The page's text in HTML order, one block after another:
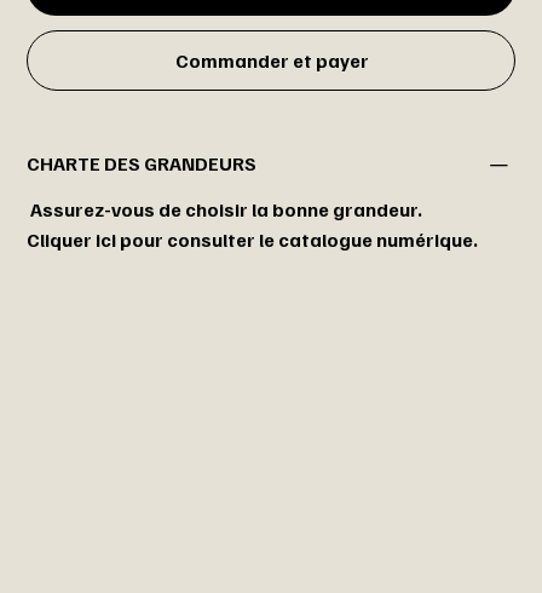
Commander et payer
CHARTE DES GRANDEURS
Assurez-vous de choisir la bonne grandeur.
Cliquer ici pour consulter le catalogue numérique.